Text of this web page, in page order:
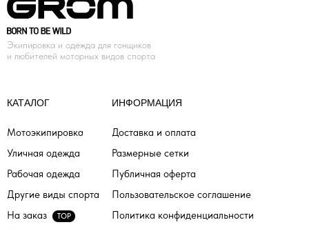
КАТАЛОГ
Мотоэкипировка
Уличная одежда
Рабочая одежда
На заказ TOP
ИНФОРМАЦИЯ
Доставка и оплата
Размерные сетки
Публичная оферта
Пользовательское соглашение
Экипировка и одежда для гонщиков
и любителей моторных видов спорта
Политика конфиденциальности
Другие виды спорта